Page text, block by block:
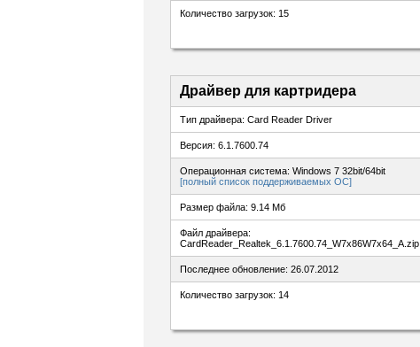
Количество загрузок: 15
Драйвер для картридера
Тип драйвера: Card Reader Driver
Версия: 6.1.7600.74
Операционная система: Windows 7 32bit/64bit
[полный список поддерживаемых ОС]
Размер файла: 9.14 Мб
Файл драйвера:
CardReader_Realtek_6.1.7600.74_W7x86W7x64_A.zip
Последнее обновление: 26.07.2012
Количество загрузок: 14